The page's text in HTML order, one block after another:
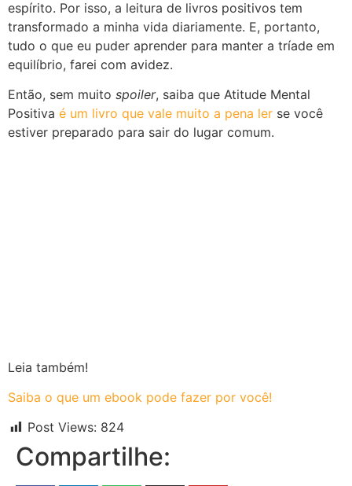
espírito. Por isso, a leitura de livros positivos tem
transformado a minha vida diariamente. E, portanto,
tudo o que eu puder aprender para manter a tríade em
equilíbrio, farei com avidez.
Então, sem muito spoiler, saiba que Atitude Mental
Positiva é um livro que vale muito a pena ler se você
estiver preparado para sair do lugar comum.
Leia também!
Saiba o que um ebook pode fazer por você!
Post Views: 824
Compartilhe: